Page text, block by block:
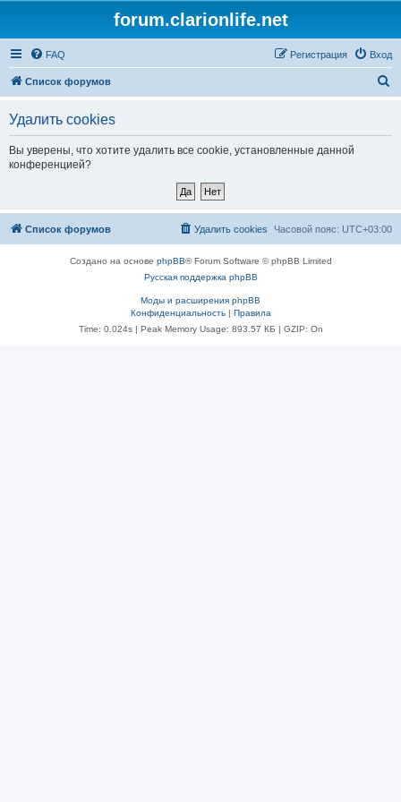
forum.clarionlife.net
FAQ Вход
Регистрация
Список форумов
Удалить cookies
Вы уверены, что хотите удалить все cookie, установленные данной
конференцией?
Список форумов Часовой пояс: UTC+03:00
Удалить cookies
Создано на основе phpBB® Forum Software © phpBB Limited
Русская поддержка phpBB
Моды и расширения phpBB
Конфиденциальность| Правила
Time: 0.024s| Peak Memory Usage: 893.57 КБ | GZIP: On